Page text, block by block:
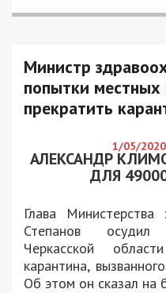
Министр
попытки местных
прекратить
1/05/
АЛЕКСАНДР
ДЛЯ
Глава
Степанов осудил
Черкасской
карантина,
Об этом он сказал на